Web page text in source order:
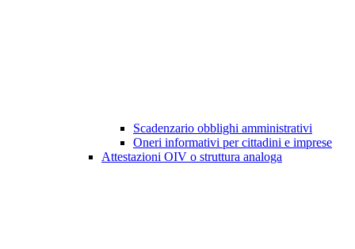
Scadenzario obblighi amministrativi
Oneri informativi per cittadini e imprese
Attestazioni OIV o struttura analoga